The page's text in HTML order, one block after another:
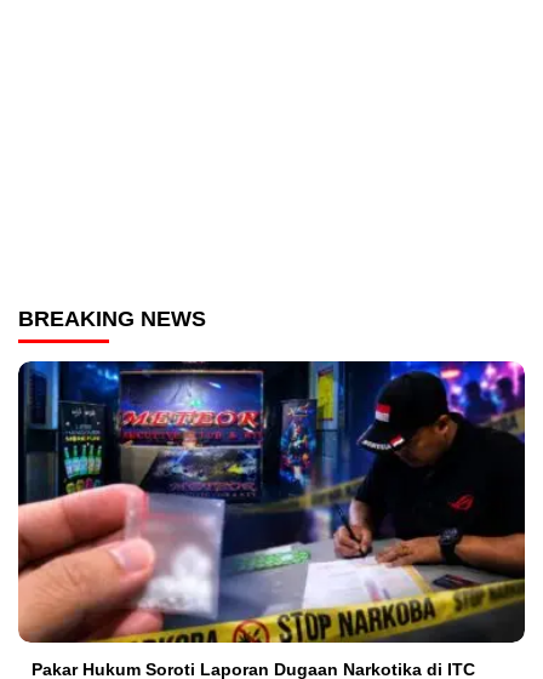
BREAKING NEWS
Pakar Hukum Soroti Laporan Dugaan Narkotika di ITC